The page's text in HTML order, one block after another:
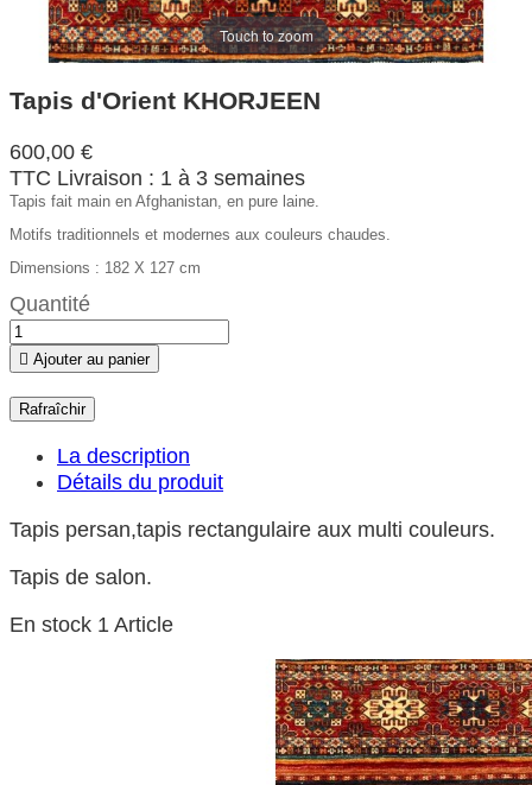
Touch to zoom
Tapis d'Orient KHORJEEN
600,00 €
TTC Livraison : 1 à 3 semaines
Tapis fait main en Afghanistan, en pure laine.
Motifs traditionnels et modernes aux couleurs chaudes.
Dimensions : 182 X 127 cm
Quantité
 Ajouter au panier
La description
Détails du produit
Tapis persan,tapis rectangulaire aux multi couleurs.
Tapis de salon.
En stock 1 Article